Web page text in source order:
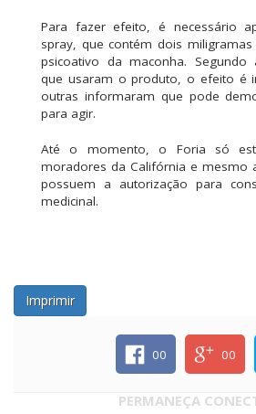
Para fazer efeito, é necessário
spray, que contém dois
psicoativo da maconha. Segundo
que usaram o produto, o efeito é
outras informaram que pode
para agir.
Até o momento, o Foria só
moradores da Califórnia e mesmo
possuem a autorização para
medicinal.
Imprimir
00 00
PERMANEÇA